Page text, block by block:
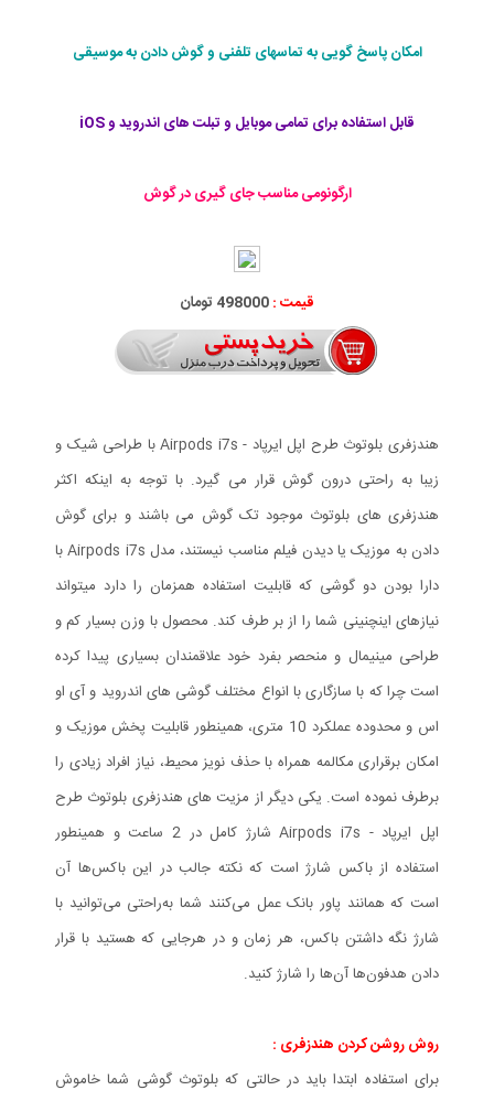
امکان پاسخ گویی به تماسهای تلفنی و گوش دادن به موسیقی
قابل استفاده برای تمامی موبایل و تبلت های اندروید و iOS
ارگونومی مناسب جای گیری در گوش
قیمت :498000 تومان
هندزفری بلوتوث طرح اپل ایرپاد - Airpods i7s با طراحی شیک و
زیبا به راحتی درون گوش قرار می گیرد. با توجه به اینکه اکثر
هندزفری های بلوتوث موجود تک گوش می باشند و برای گوش
دادن به موزیک یا دیدن فیلم مناسب نیستند، مدل Airpods i7s با
دارا بودن دو گوشی که قابلیت استفاده همزمان را دارد میتواند
نیازهای اینچنینی شما را از بر طرف کند. محصول با وزن بسیار کم و
طراحی مینیمال و منحصر بفرد خود علاقمندان بسیاری پیدا کرده
است چرا که با سازگاری با انواع مختلف گوشی های اندروید و آی او
اس و محدوده عملکرد 10 متری، همینطور قابلیت پخش موزیک و
امکان برقراری مکالمه همراه با حذف نویز محیط، نیاز افراد زیادی را
برطرف نموده است. یکی دیگر از مزیت های هندزفری بلوتوث طرح
اپل ایرپاد - Airpods i7s شارژ کامل در 2 ساعت و همینطور
استفاده از باکس شارژ است که نکته جالب در این باکس‌ها آن
است که همانند پاور بانک عمل می‌کنند شما به‌راحتی می‌توانید با
شارژ نگه‌ داشتن باکس‌، هر زمان و در هرجایی که هستید با قرار
دادن هدفون‌ها آن‌ها را شارژ کنید.
روش روشن کردن هندزفری :
برای استفاده ابتدا باید در حالتی که بلوتوث گوشی شما خاموش